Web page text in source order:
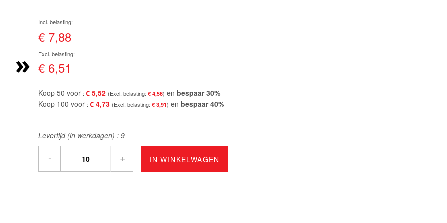
»
€ 7,88
€ 6,51
Koop 50 voor € 5,52 € 4,56 en bespaar30%
Koop 100 voor € 4,73 € 3,91 en bespaar40%
Levertijd (in werkdagen) : 9
- + IN WINKELWAGEN